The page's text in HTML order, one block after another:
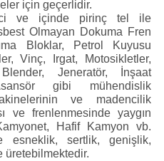
için geçerlidir.
ve içinde pirinç tel ile
Olmayan Dokuma Fren
Bloklar, Petrol Kuyusu
Vinç, Irgat, Motosikletler,
Jeneratör, İnşaat
gibi mühendislik
ve madencilik
ve frenlenmesinde yaygın
Hafif Kamyon vb.
esneklik, sertlik, genişlik,
üretebilmektedir.